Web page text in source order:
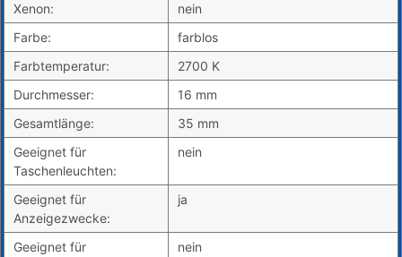
Xenon:
nein
Farbe:
farblos
Farbtemperatur:
2700 K
Durchmesser:
16 mm
Gesamtlänge:
35 mm
Geeignet für
Taschenleuchten:
nein
Geeignet für
Anzeigezwecke:
ja
Geeignet für
nein